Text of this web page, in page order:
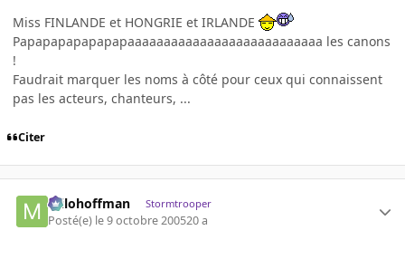
Miss FINLANDE et HONGRIE et IRLANDE
Papapapapapapapaaaaaaaaaaaaaaaaaaaaaaaaaaa les canons
!
Faudrait marquer les noms à côté pour ceux qui connaissent
pas les acteurs, chanteurs, ...
Citer
milohoffman Stormtrooper
Posté(e) le 9 octobre 200520 a